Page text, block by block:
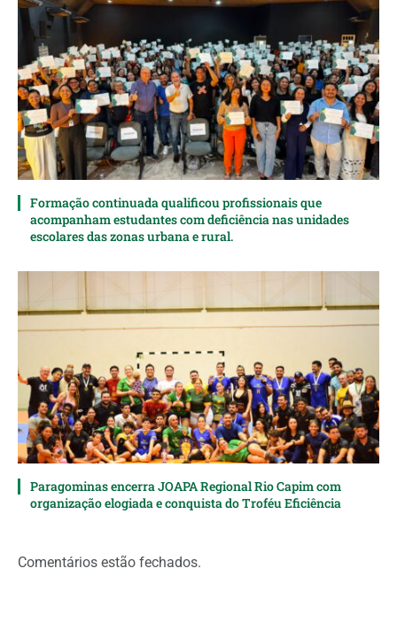
Formação continuada qualificou profissionais que
acompanham estudantes com deficiência nas unidades
escolares das zonas urbana e rural.
Paragominas encerra JOAPA Regional Rio Capim com
organização elogiada e conquista do Troféu Eficiência
Comentários estão fechados.